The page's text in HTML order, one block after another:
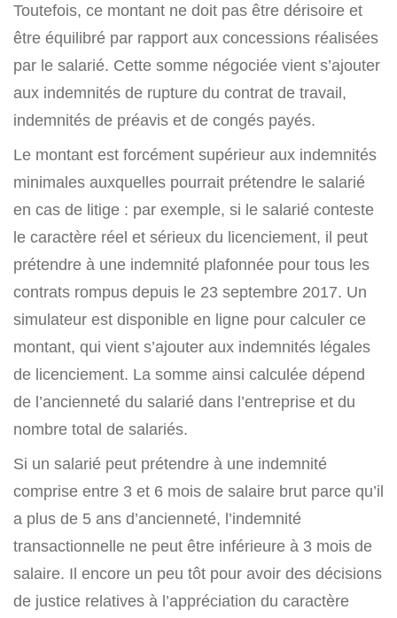
Toutefois, ce montant ne doit pas être dérisoire et
être équilibré par rapport aux concessions réalisées
par le salarié. Cette somme négociée vient s’ajouter
aux indemnités de rupture du contrat de travail,
indemnités de préavis et de congés payés.
Le montant est forcément supérieur aux indemnités
minimales auxquelles pourrait prétendre le salarié
en cas de litige : par exemple, si le salarié conteste
le caractère réel et sérieux du licenciement, il peut
prétendre à une indemnité plafonnée pour tous les
contrats rompus depuis le 23 septembre 2017. Un
simulateur est disponible en ligne pour calculer ce
montant, qui vient s’ajouter aux indemnités légales
de licenciement. La somme ainsi calculée dépend
de l’ancienneté du salarié dans l’entreprise et du
nombre total de salariés.
Si un salarié peut prétendre à une indemnité
comprise entre 3 et 6 mois de salaire brut parce qu’il
a plus de 5 ans d’ancienneté, l’indemnité
transactionnelle ne peut être inférieure à 3 mois de
salaire. Il encore un peu tôt pour avoir des décisions
de justice relatives à l’appréciation du caractère